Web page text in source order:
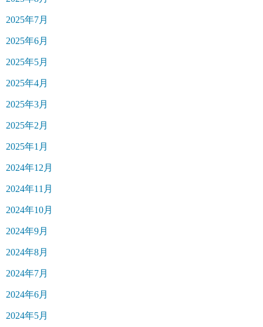
2025年7月
2025年6月
2025年5月
2025年4月
2025年3月
2025年2月
2025年1月
2024年12月
2024年11月
2024年10月
2024年9月
2024年8月
2024年7月
2024年6月
2024年5月